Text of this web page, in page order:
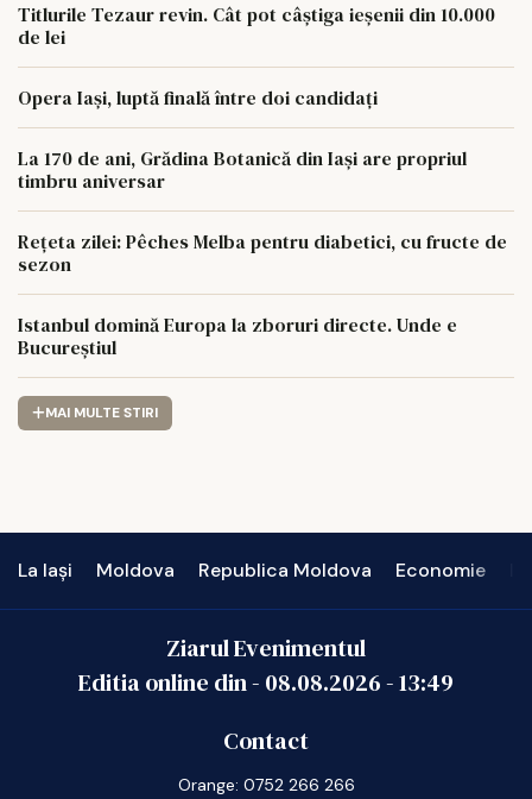
Titlurile Tezaur revin. Cât pot câștiga ieșenii din 10.000
de lei
Opera Iași, luptă finală între doi candidați
La 170 de ani, Grădina Botanică din Iași are propriul
timbru aniversar
Rețeta zilei: Pêches Melba pentru diabetici, cu fructe de
sezon
Istanbul domină Europa la zboruri directe. Unde e
Bucureștiul
MAI MULTE STIRI
La Iași Moldova Republica Moldova Economie
Ziarul Evenimentul
Editia online din - 08.08.2026-13:49
Contact
Orange: 0752 266 266